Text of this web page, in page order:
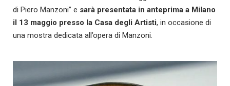
di Piero Manzoni” e sarà presentata in anteprima a Milano
il 13 maggio presso la Casa degli Artisti, in occasione di
una mostra dedicata all’opera di Manzoni.